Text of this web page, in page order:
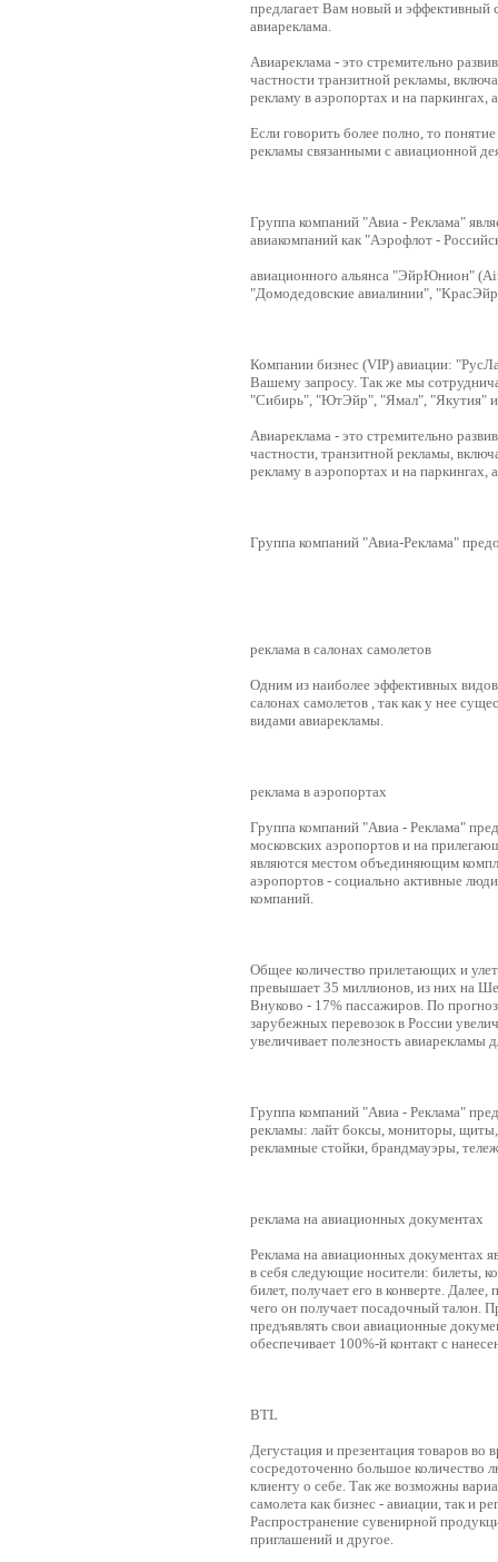
предлагает Вам новый и
авиареклама.
Авиареклама - это стремительно
частности транзитной рекламы,
рекламу в аэропортах и на
Если говорить более полно, то
рекламы связанными с авиационной
Группа компаний "Авиа - Реклама"
авиакомпаний как "Аэрофлот -
авиационного альянса "ЭйрЮнион"
"Домодедовские авиалинии",
Компании бизнес (VIP) авиации:
Вашему запросу. Так же мы
"Сибирь", "ЮтЭйр", "Ямал", "Якутия" и
Авиареклама - это стремительно
частности, транзитной рекламы,
рекламу в аэропортах и на
Группа компаний "Авиа-Реклама"
реклама в салонах самолетов
Одним из наиболее эффективных
салонах самолетов , так как у нее
видами авиарекламы.
реклама в аэропортах
Группа компаний "Авиа - Реклама"
московских аэропортов и на
являются местом объединяющим
аэропортов - социально активные
компаний.
Общее количество прилетающих и
превышает 35 миллионов, из них на
Внуково - 17% пассажиров. По
зарубежных перевозок в России
увеличивает полезность
Группа компаний "Авиа - Реклама"
рекламы: лайт боксы, мониторы,
рекламные стойки, брандмауэры,
реклама на авиационных документах
Реклама на авиационных документах
в себя следующие носители: билеты,
билет, получает его в конверте.
чего он получает посадочный талон.
предъявлять свои авиационные
обеспечивает 100%-й контакт с
BTL
Дегустация и презентация товаров во
сосредоточенно большое количество
клиенту о себе. Так же возможны
самолета как бизнес - авиации, так и
Распространение сувенирной
приглашений и другое.